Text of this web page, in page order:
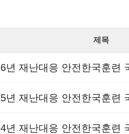
제목
년 재난대응 안전한국훈련
년 재난대응 안전한국훈련
년 재난대응 안전한국훈련